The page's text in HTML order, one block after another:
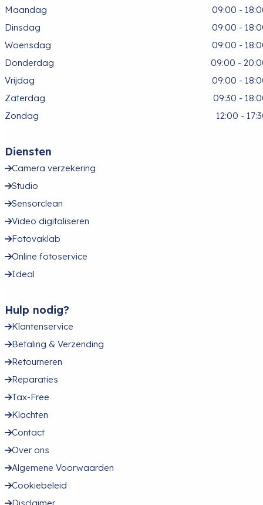
Maandag
09:00 -
Dinsdag
09:00 -
Woensdag
09:00 -
Donderdag
09:00 -
Vrijdag
09:00 -
Zaterdag
09:30 -
Zondag
12:00 -
Diensten
Camera verzekering
Studio
Sensorclean
Video digitaliseren
Fotovaklab
Online fotoservice
Ideal
Hulp nodig?
Klantenservice
Betaling & Verzending
Retourneren
Reparaties
Tax-Free
Klachten
Contact
Over ons
Algemene Voorwaarden
Cookiebeleid
Disclaimer